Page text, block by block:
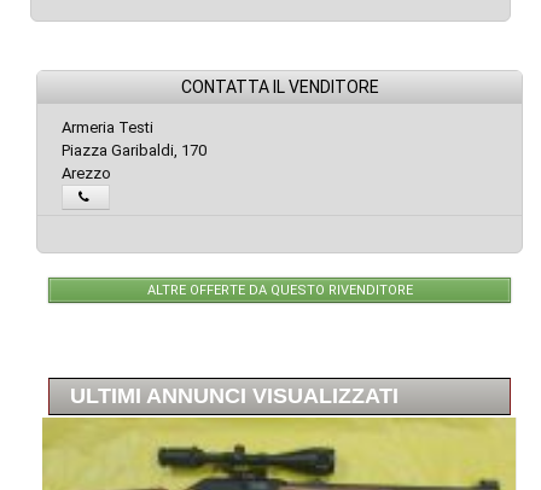
CONTATTA IL VENDITORE
Armeria Testi
Piazza Garibaldi, 170
Arezzo
ALTRE OFFERTE DA QUESTO RIVENDITORE
ULTIMI ANNUNCI VISUALIZZATI